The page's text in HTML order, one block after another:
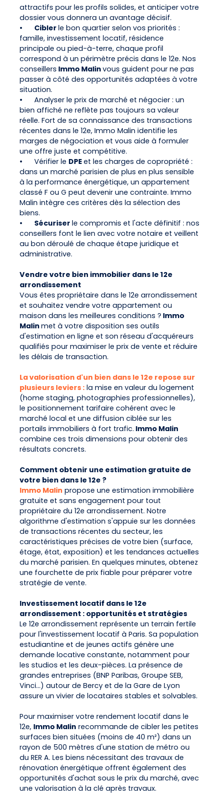
attractifs pour les profils solides, et anticiper votre
dossier vous donnera un avantage décisif.
•
Cibler le bon quartier selon vos priorités :
famille, investissement locatif, résidence
principale ou pied-à-terre, chaque profil
correspond à un périmètre précis dans le 12e. Nos
conseillers Immo Malin vous guident pour ne pas
passer à côté des opportunités adaptées à votre
situation.
• Analyser le prix de marché et négocier : un
bien affiché ne reflète pas toujours sa valeur
réelle. Fort de sa connaissance des transactions
récentes dans le 12e, Immo Malin identifie les
marges de négociation et vous aide à formuler
une offre juste et compétitive.
• Vérifier le DPE et les charges de copropriété :
dans un marché parisien de plus en plus sensible
à la performance énergétique, un appartement
classé F ou G peut devenir une contrainte. Immo
Malin intègre ces critères dès la sélection des
biens.
•
Sécuriser le compromis et l'acte définitif : nos
conseillers font le lien avec votre notaire et veillent
au bon déroulé de chaque étape juridique et
administrative.
Vendre votre bien immobilier dans le 12e
arrondissement
Vous êtes propriétaire dans le 12e arrondissement
et souhaitez vendre votre appartement ou
maison dans les meilleures conditions ? Immo
Malin met à votre disposition ses outils
d'estimation en ligne et son réseau d'acquéreurs
qualifiés pour maximiser le prix de vente et réduire
les délais de transaction.
La valorisation d'un bien dans le 12e repose sur
plusieurs leviers : la mise en valeur du logement
(home staging, photographies professionnelles),
le positionnement tarifaire cohérent avec le
marché local et une diffusion ciblée sur les
portails immobiliers à fort trafic. Immo Malin
combine ces trois dimensions pour obtenir des
résultats concrets.
Comment obtenir une estimation gratuite de
votre bien dans le 12e ?
Immo Malin propose une estimation immobilière
gratuite et sans engagement pour tout
propriétaire du 12e arrondissement. Notre
algorithme d'estimation s'appuie sur les données
de transactions récentes du secteur, les
caractéristiques précises de votre bien (surface,
étage, état, exposition) et les tendances actuelles
du marché parisien. En quelques minutes, obtenez
une fourchette de prix fiable pour préparer votre
stratégie de vente.
Investissement locatif dans le 12e
arrondissement : opportunités et stratégies
Le 12e arrondissement représente un terrain fertile
pour l'investissement locatif à Paris. Sa population
estudiantine et de jeunes actifs génère une
demande locative constante, notamment pour
les studios et les deux-pièces. La présence de
grandes entreprises (BNP Paribas, Groupe SEB,
Vinci...) autour de Bercy et de la Gare de Lyon
assure un vivier de locataires stables et solvables.
Pour maximiser votre rendement locatif dans le
12e, Immo Malin recommande de cibler les petites
surfaces bien situées (moins de 40 m²) dans un
rayon de 500 mètres d'une station de métro ou
du RER A. Les biens nécessitant des travaux de
rénovation énergétique offrent également des
opportunités d'achat sous le prix du marché, avec
une valorisation à la clé après travaux.